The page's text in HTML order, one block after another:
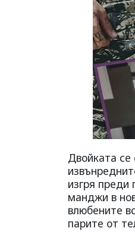
Двойката се
изгря
манджи в
влюбените
парите от